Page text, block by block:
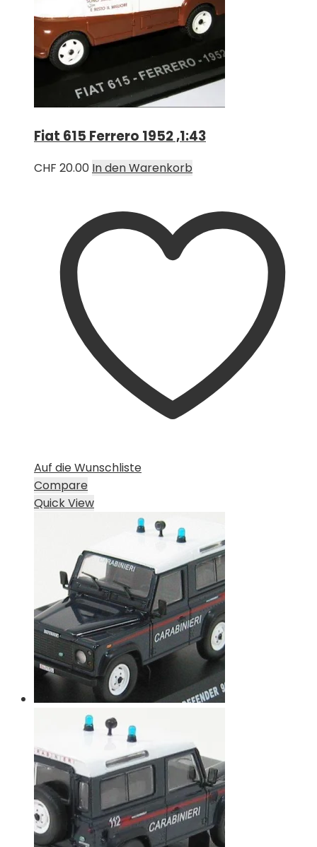
Fiat 615 Ferrero 1952 ,1:43
CHF 20.00 In den Warenkorb
Auf die Wunschliste
Compare
Quick View